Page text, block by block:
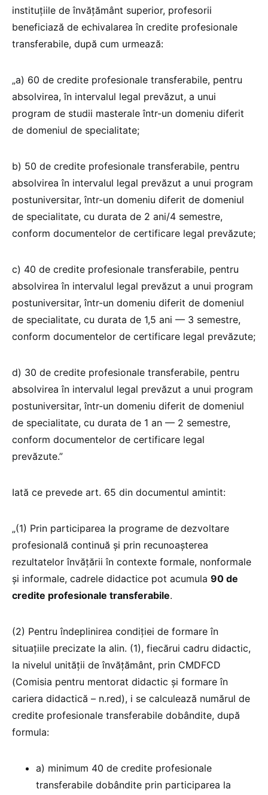
instituțiile de învățământ superior, profesorii
beneficiază de echivalarea în credite profesionale
transferabile, după cum urmează:
„a) 60 de credite profesionale transferabile, pentru
absolvirea, în intervalul legal prevăzut, a unui
program de studii masterale într-un domeniu diferit
de domeniul de specialitate;
b) 50 de credite profesionale transferabile, pentru
absolvirea în intervalul legal prevăzut a unui program
postuniversitar, într-un domeniu diferit de domeniul
de specialitate, cu durata de 2 ani/4 semestre,
conform documentelor de certificare legal prevăzute;
c) 40 de credite profesionale transferabile, pentru
absolvirea în intervalul legal prevăzut a unui program
postuniversitar, într-un domeniu diferit de domeniul
de specialitate, cu durata de 1,5 ani — 3 semestre,
conform documentelor de certificare legal prevăzute;
d) 30 de credite profesionale transferabile, pentru
absolvirea în intervalul legal prevăzut a unui program
postuniversitar, într-un domeniu diferit de domeniul
de specialitate, cu durata de 1 an — 2 semestre,
conform documentelor de certificare legal
prevăzute.”
Iată ce prevede art. 65 din documentul amintit:
„(1) Prin participarea la programe de dezvoltare
profesională continuă și prin recunoașterea
rezultatelor învățării în contexte formale, nonformale
și informale, cadrele didactice pot acumula 90 de
credite profesionale transferabile.
(2) Pentru îndeplinirea condiției de formare în
situațiile precizate la alin. (1), fiecărui cadru didactic,
la nivelul unității de învățământ, prin CMDFCD
(Comisia pentru mentorat didactic și formare în
cariera didactică – n.red), i se calculează numărul de
credite profesionale transferabile dobândite, după
formula:
a) minimum 40 de credite profesionale
transferabile dobândite prin participarea la